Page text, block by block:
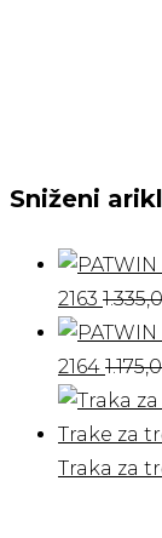
Sniženi
2163
2164
Traka za